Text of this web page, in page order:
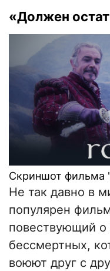
«Должен
Скриншот фильма
Не так давно в
популярен
повествующий
бессмертных,
воюют друг с